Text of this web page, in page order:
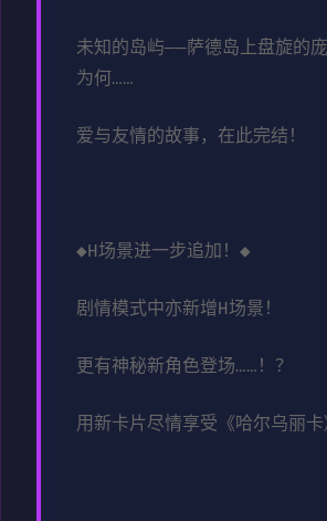
未知的岛屿——萨德岛上盘旋的
为何……
爱与友情的故事，在此完结！
◆H场景进一步追加！◆
剧情模式中亦新增H场景！
更有神秘新角色登场……！？
用新卡片尽情享受《哈尔乌丽卡